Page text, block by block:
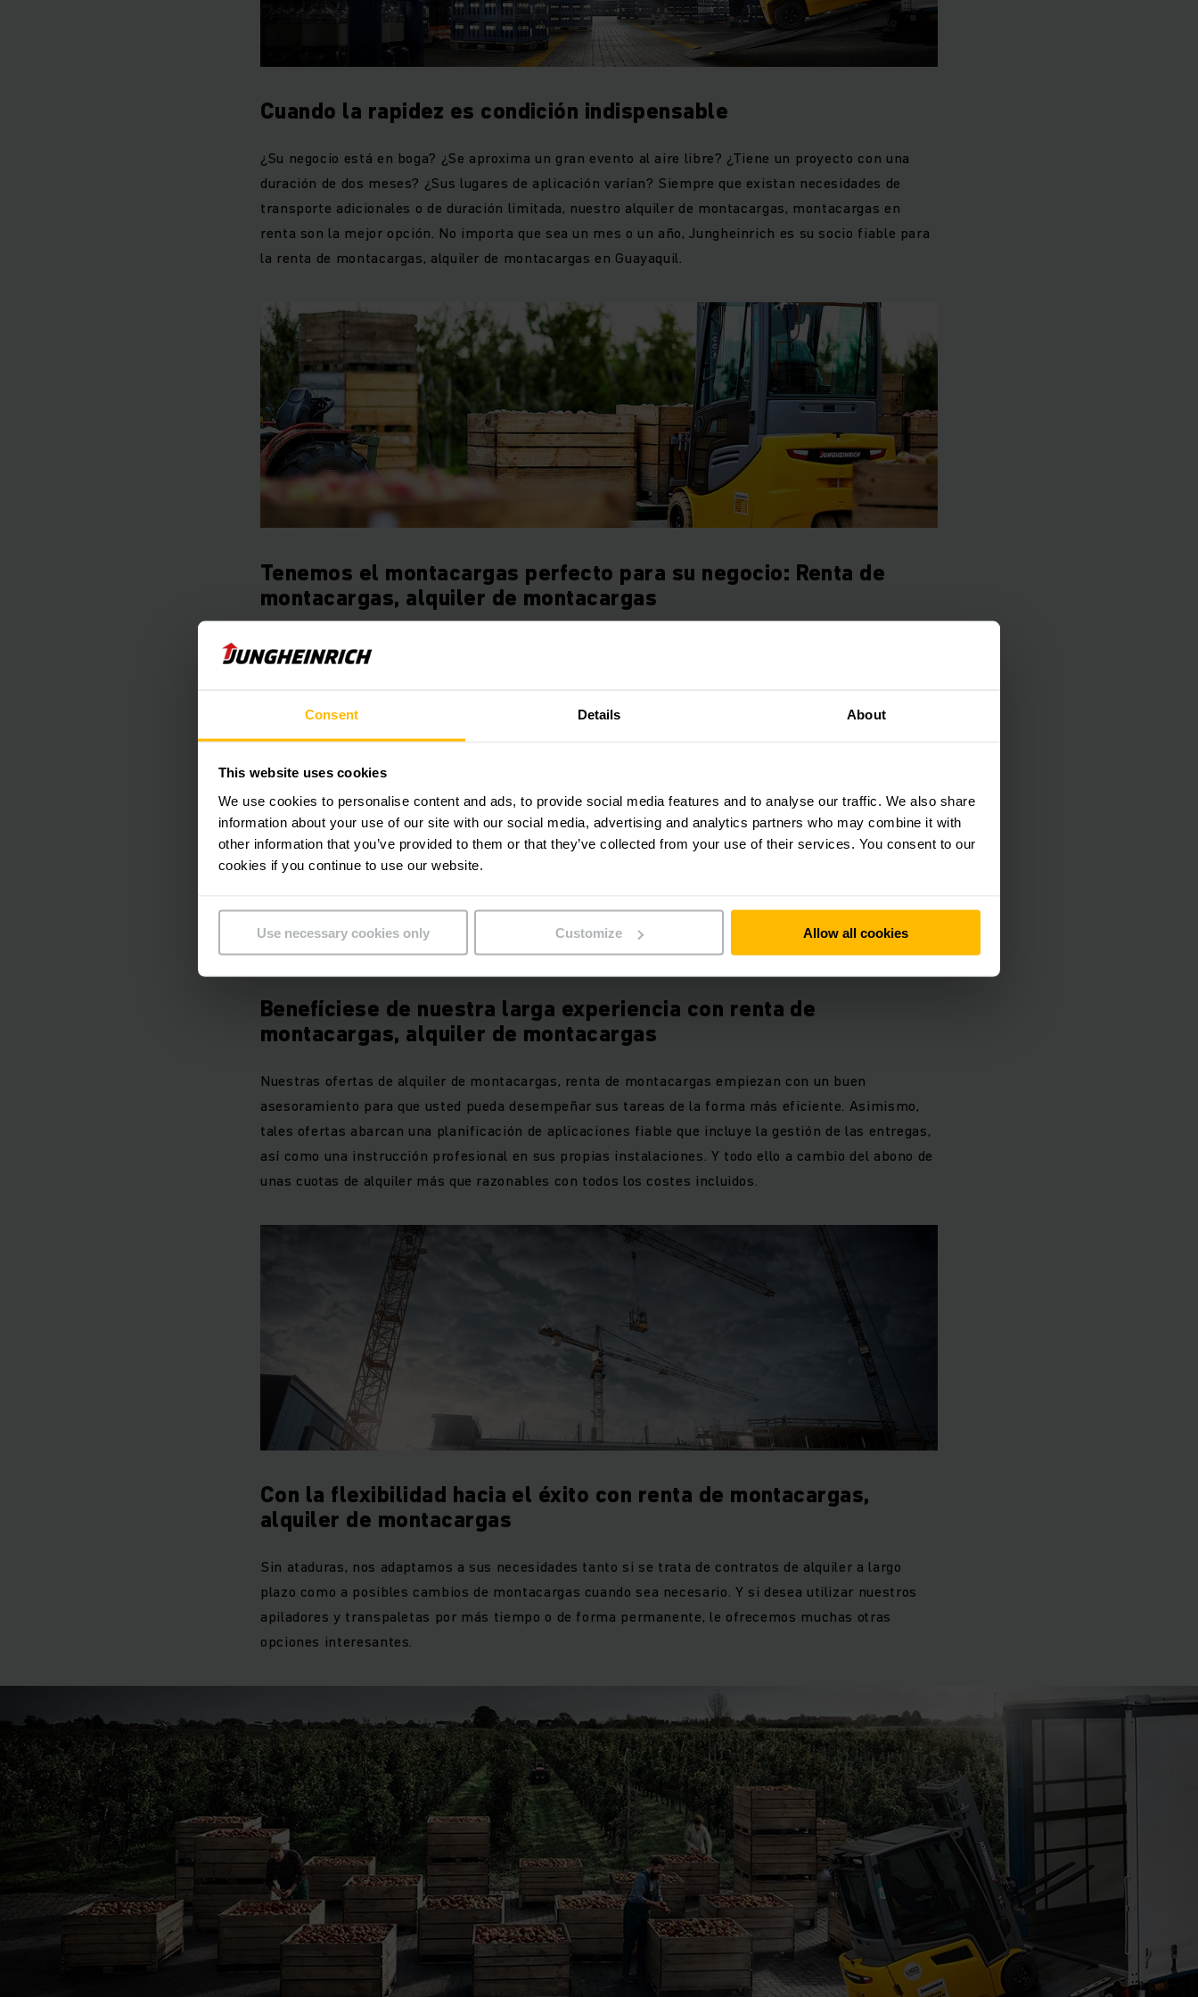
Consent Details About
This website uses cookies
We use cookies to personalise content and ads, to provide social media features and to analyse our traffic. We also share
information about your use of our site with our social media, advertising and analytics partners who may combine it with
other information that you’ve provided to them or that they’ve collected from your use of their services. You consent to our
cookies if you continue to use our website.
Use necessary cookies only Customize Allow all cookies
industrias y entornos de trabajo. Ya sea para uso en interiores, exteriores o manejo de carga pesada,
contamos con la opción ideal para optimizar tu operación logística.
Cuando la rapidez es condición indispensable
¿Su negocio está en boga? ¿Se aproxima un gran evento al aire libre? ¿Tiene un proyecto con una
duración de dos meses? ¿Sus lugares de aplicación varían? Siempre que existan necesidades de
transporte adicionales o de duración limitada, nuestro alquiler de montacargas, montacargas en
renta son la mejor opción. No importa que sea un mes o un año, Jungheinrich es su socio fiable para
la renta de montacargas, alquiler de montacargas en Guayaquil.
Tenemos el montacargas perfecto para su negocio: Renta de
montacargas, alquiler de montacargas
Trátese de tareas exigentes en exteriores o del apilado clásico en el almacén, de transpaletas,
preparadoras o montacargas de pasillo estrecho, de mover algunos quintales o varias toneladas… Con
Benefíciese de nuestra larga experiencia con renta de
montacargas, alquiler de montacargas
Nuestras ofertas de alquiler de montacargas, renta de montacargas empiezan con un buen
asesoramiento para que usted pueda desempeñar sus tareas de la forma más eficiente. Asimismo,
tales ofertas abarcan una planificación de aplicaciones fiable que incluye la gestión de las entregas,
así como una instrucción profesional en sus propias instalaciones. Y todo ello a cambio del abono de
unas cuotas de alquiler más que razonables con todos los costes incluidos.
Con la flexibilidad hacia el éxito con renta de montacargas,
alquiler de montacargas
Sin ataduras, nos adaptamos a sus necesidades tanto si se trata de contratos de alquiler a largo
plazo como a posibles cambios de montacargas cuando sea necesario. Y si desea utilizar nuestros
apiladores y transpaletas por más tiempo o de forma permanente, le ofrecemos muchas otras
opciones interesantes.